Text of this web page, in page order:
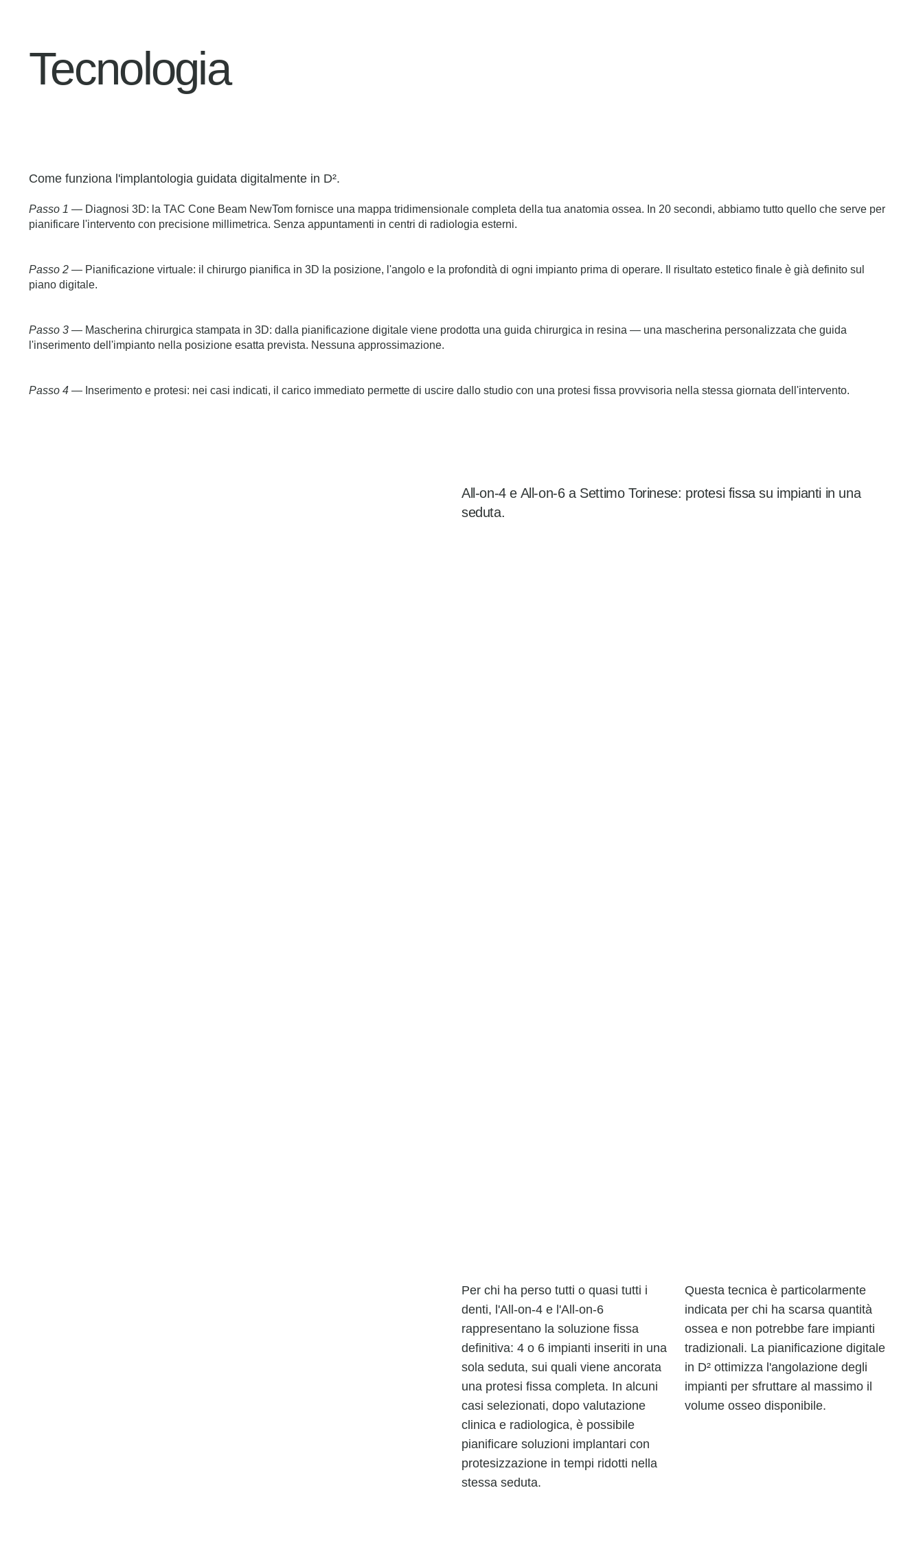
Tecnologia
Come funziona l'implantologia guidata digitalmente in D².
Passo 1 — Diagnosi 3D: la TAC Cone Beam NewTom fornisce una mappa tridimensionale completa della tua anatomia ossea. In 20 secondi, abbiamo tutto quello che serve per
pianificare l'intervento con precisione millimetrica. Senza appuntamenti in centri di radiologia esterni.
Passo 2— Pianificazione virtuale: il chirurgo pianifica in 3D la posizione, l'angolo e la profondità di ogni impianto prima di operare. Il risultato estetico finale è già definito sul
piano digitale.
Passo 3— Mascherina chirurgica stampata in 3D: dalla pianificazione digitale viene prodotta una guida chirurgica in resina — una mascherina personalizzata che guida
l'inserimento dell'impianto nella posizione esatta prevista. Nessuna approssimazione.
Passo 4— Inserimento e protesi: nei casi indicati, il carico immediato permette di uscire dallo studio con una protesi fissa provvisoria nella stessa giornata dell'intervento.
All-on-4 e All-on-6 a Settimo Torinese: protesi fissa su impianti in una
seduta.
Per chi ha perso tutti o quasi tutti i
denti, l'All-on-4 e l'All-on-6
rappresentano la soluzione fissa
definitiva: 4 o 6 impianti inseriti in una
sola seduta, sui quali viene ancorata
una protesi fissa completa. In alcuni
casi selezionati, dopo valutazione
clinica e radiologica, è possibile
pianificare soluzioni implantari con
protesizzazione in tempi ridotti nella
stessa seduta.
Questa tecnica è particolarmente
indicata per chi ha scarsa quantità
ossea e non potrebbe fare impianti
tradizionali. La pianificazione digitale
in D² ottimizza l'angolazione degli
impianti per sfruttare al massimo il
volume osseo disponibile.